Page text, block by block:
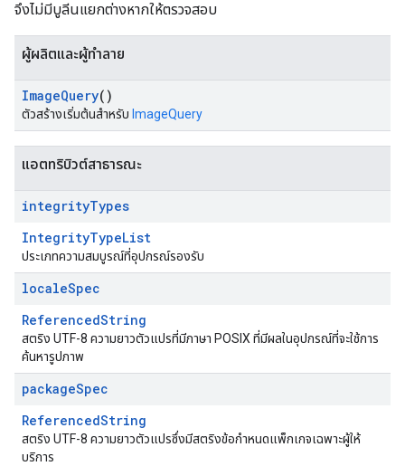
จึงไม่มีบูลีนแยกต่างหากให้ตรวจสอบ
ผู้ผลิตและผู้ทำลาย
ImageQuery()
ตัวสร้างเริ่มต้นสำหรับ ImageQuery
แอตทริบิวต์สาธารณะ
integrityTypes
IntegrityTypeList
ประเภทความสมบูรณ์ที่อุปกรณ์รองรับ
localeSpec
ReferencedString
สตริง UTF-8 ความยาวตัวแปรที่มีภาษา POSIX ที่มีผลในอุปกรณ์ที่จะใช้การ
ค้นหารูปภาพ
packageSpec
ReferencedString
สตริง UTF-8 ความยาวตัวแปรซึ่งมีสตริงข้อกำหนดแพ็กเกจเฉพาะผู้ให้
บริการ